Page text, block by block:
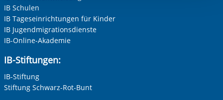
IB Schulen
IB Tageseinrichtungen für Kinder
IB Jugendmigrationsdienste
IB-Online-Akademie
IB-Stiftungen:
IB-Stiftung
Stiftung Schwarz-Rot-Bunt